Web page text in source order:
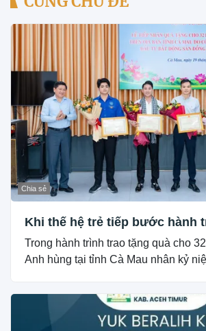
Chia sẻ
Khi thế hệ trẻ tiếp bước hành
Trong hành trình trao tặng quà cho
Anh hùng tại tỉnh Cà Mau nhân kỷ